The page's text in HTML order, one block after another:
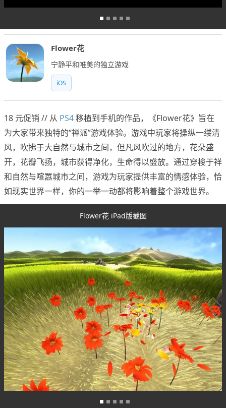
Flower花
宁静平和唯美的独立游戏
iOS
18 元促销 // 从 PS4移植到手机的作品，《Flower花》旨在
为大家带来独特的“禅派”游戏体验。游戏中玩家将操纵一缕清
风，吹拂于大自然与城市之间，但凡风吹过的地方，花朵盛
开，花瓣飞扬，城市获得净化，生命得以盛放。通过穿梭于祥
和自然与喧嚣城市之间，游戏为玩家提供丰富的情感体验，恰
如现实世界一样，你的一举一动都将影响着整个游戏世界。
Flower花 iPad版截图